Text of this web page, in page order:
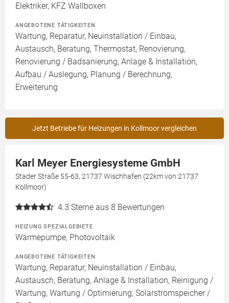
Elektriker, KFZ Wallboxen
ANGEBOTENE TÄTIGKEITEN
Wartung, Reparatur, Neuinstallation / Einbau,
Austausch, Beratung, Thermostat, Renovierung,
Renovierung / Badsanierung, Anlage & Installation,
Aufbau / Auslegung, Planung / Berechnung,
Erweiterung
Jetzt Betriebe für Heizungen in Kollmoor vergleichen
Karl Meyer Energiesysteme GmbH
Stader Straße 55-63, 21737 Wischhafen (22km von 21737
Kollmoor)
4.3 Sterne aus 8 Bewertungen
HEIZUNG SPEZIALGEBIETE
Wärmepumpe, Photovoltaik
ANGEBOTENE TÄTIGKEITEN
Wartung, Reparatur, Neuinstallation / Einbau,
Austausch, Beratung, Anlage & Installation, Reinigung /
Wartung, Wartung / Optimierung, Solarstromspeicher /